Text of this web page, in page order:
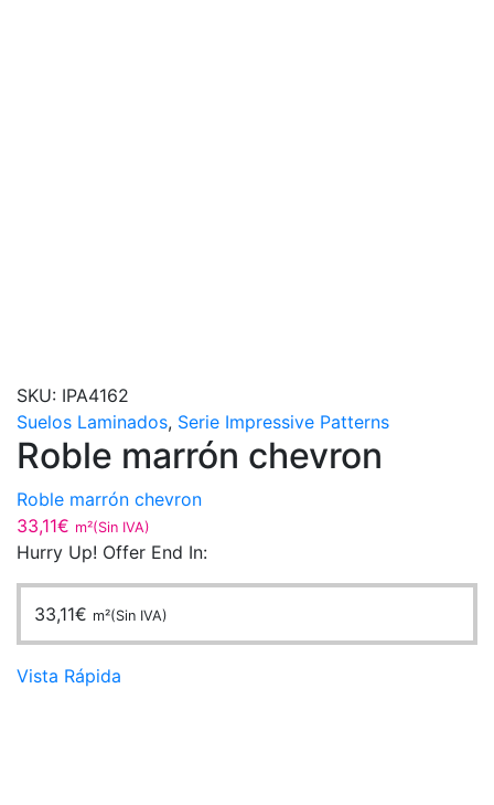
SKU: IPA4162
Suelos Laminados, Serie Impressive Patterns
Roble marrón chevron
Roble marrón chevron
33,11€ m²(Sin IVA)
Hurry Up! Offer End In:
33,11€ m²(Sin IVA)
Vista Rápida